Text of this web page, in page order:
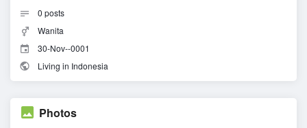
0 posts
Wanita
30-Nov--0001
Living in Indonesia
Photos